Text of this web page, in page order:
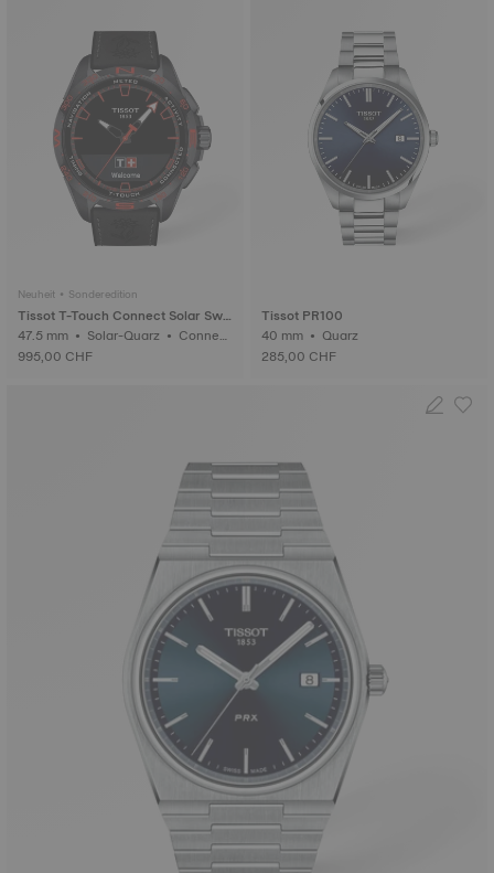
Neuheit • Sonderedition
Tissot T-Touch Connect Solar Swi
ss Edition
47.5 mm • Solar-Quarz • Connect
ed, taktil • Keramik
995,00 CHF
Tissot PR100
40 mm • Quarz
285,00 CHF